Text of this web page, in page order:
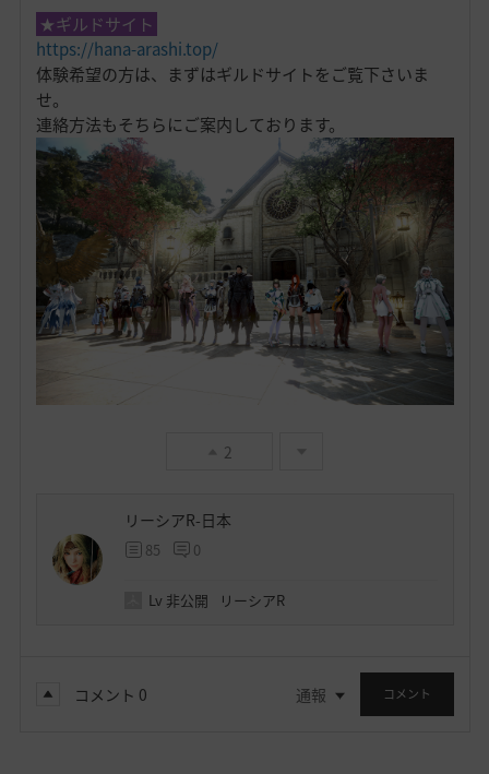
★ギルドサイト
https://hana-arashi.top/
体験希望の方は、まずはギルドサイトをご覧下さいま
せ。
連絡方法もそちらにご案内しております。
2
リーシアR-日本
85 0
Lv 非公開 リーシアR
コメント 0 通報 コメント